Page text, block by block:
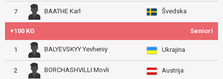
7 BAATHE Karl Švedska
+100 KG Seniori
1 BALYEVSKYY Yevheniy Ukrajina
2 BORCHASHVILLI Movli Austrija